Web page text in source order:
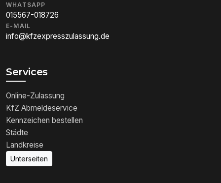
WHATSAPP
015567-018726
E-MAIL
info@kfzexpresszulassung.de
Services
Online-Zulassung
KfZ Abmeldeservice
Kennzeichen bestellen
Städte
Landkreise
Unterseiten